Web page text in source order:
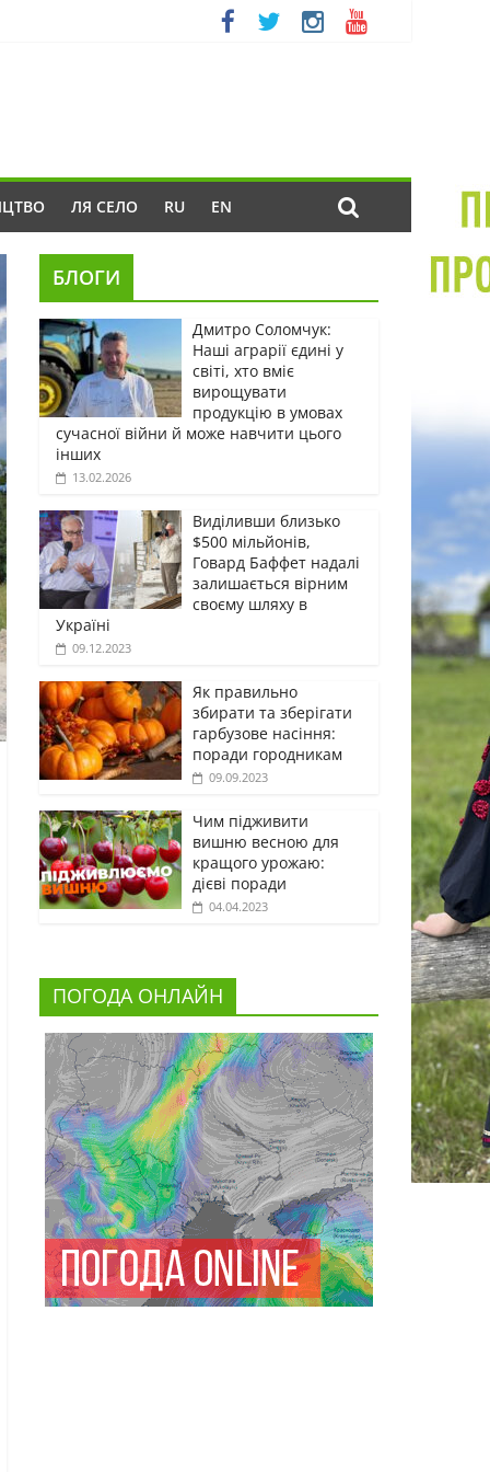
ЛЯ СЕЛО RU EN
БЛОГИ
Дмитро Соломчук:
Наші аграрії єдині у
світі, хто вміє
вирощувати
продукцію в умовах
сучасної війни й може навчити цього
інших
13.02.2026
Виділивши близько
$500 мільйонів,
Говард Баффет надалі
залишається вірним
своєму шляху в
Україні
09.12.2023
Як правильно
збирати та зберігати
гарбузове насіння:
поради городникам
09.09.2023
Чим підживити
вишню весною для
кращого урожаю:
дієві поради
04.04.2023
ПОГОДА ОНЛАЙН